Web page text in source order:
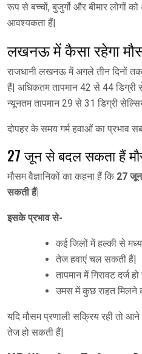
रूप से बच्चों, बुजुर्गो और बीमार लोगों
आवश्यकता हैं|
लखनऊ में कैसा रहेगा
राजधानी लखनऊ में अगले तीन दिनों
हैं| अधिकतम तापमान 42 से 44
न्यूनतम तापमान 29 से 31 डिग्री
दोपहर के समय गर्म हवाओं का प्रभाव
27 जून से बदल सकता हैं
मौसम वैज्ञानिकों का कहना हैं कि 27 जून
सकती हैं|
इसके प्रभाव से-
कई जिलों में हल्की से
तेज हवाएं चल सकती हैं|
तापमान में गिरावट दर्ज
उमस में कुछ राहत मिलने
यदि मौसम प्रणाली सक्रिय रही तो
तेज हो सकती हैं|